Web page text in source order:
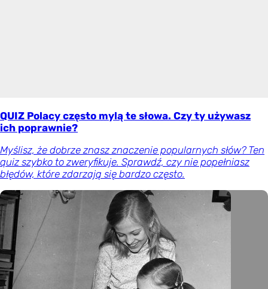
QUIZ Polacy często mylą te słowa. Czy ty używasz
ich poprawnie?
Myślisz, że dobrze znasz znaczenie popularnych słów? Ten
quiz szybko to zweryfikuje. Sprawdź, czy nie popełniasz
błędów, które zdarzają się bardzo często.